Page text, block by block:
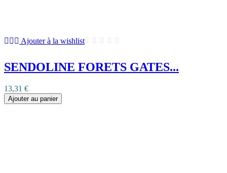
Ajouter à la wishlist
SENDOLINE FORETS GATES...
13,31 €
Ajouter au panier